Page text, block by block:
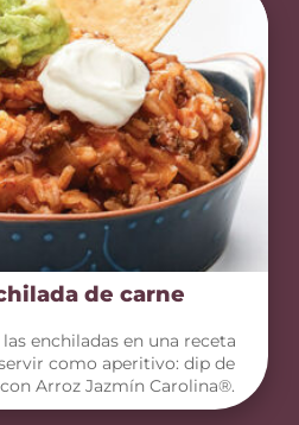
de carne
enchiladas en una receta
como aperitivo: dip de
Arroz Jazmín Carolina®.